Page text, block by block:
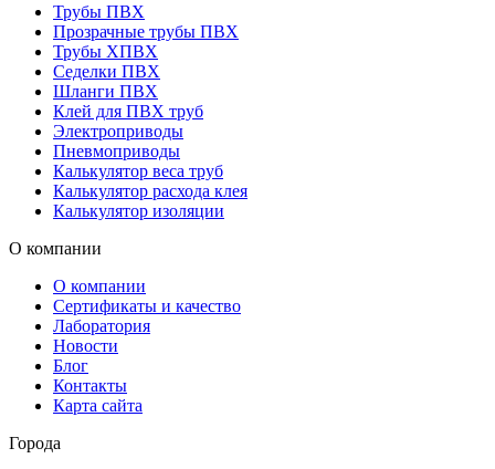
Трубы ПВХ
Прозрачные трубы ПВХ
Трубы ХПВХ
Седелки ПВХ
Шланги ПВХ
Клей для ПВХ труб
Электроприводы
Пневмоприводы
Калькулятор веса труб
Калькулятор расхода клея
Калькулятор изоляции
О компании
О компании
Сертификаты и качество
Лаборатория
Новости
Блог
Контакты
Карта сайта
Города